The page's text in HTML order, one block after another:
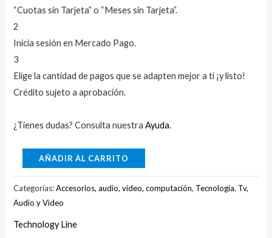
“Cuotas sin Tarjeta” o “Meses sin Tarjeta”.
2
Inicia sesión en Mercado Pago.
3
Elige la cantidad de pagos que se adapten mejor a ti ¡y listo!
Crédito sujeto a aprobación.
¿Tienes dudas? Consulta nuestraAyuda.
AÑADIR AL CARRITO
Categorías:Accesorios, audio, video, computación, Tecnología, Tv,
Audio y Video
Technology Line